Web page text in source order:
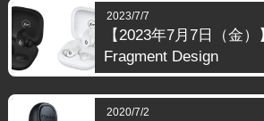
2023/7/7
【2023年7月7日（金
Fragment Design
2020/7/2